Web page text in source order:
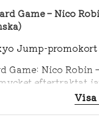
Game – Nico
Jump-promokort
Game: Nico
eftertraktat
exklusivt via
tillgängligt i vanliga